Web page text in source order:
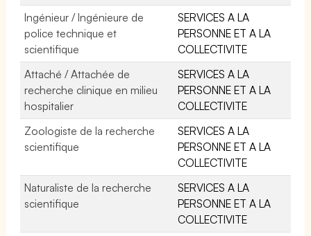
Ingénieur / Ingénieure de
police technique et
scientifique
SERVICES A LA
PERSONNE ET A LA
COLLECTIVITE
Attaché / Attachée de
recherche clinique en milieu
hospitalier
SERVICES A LA
PERSONNE ET A LA
COLLECTIVITE
Zoologiste de la recherche
scientifique
SERVICES A LA
PERSONNE ET A LA
COLLECTIVITE
Naturaliste de la recherche
scientifique
SERVICES A LA
PERSONNE ET A LA
COLLECTIVITE